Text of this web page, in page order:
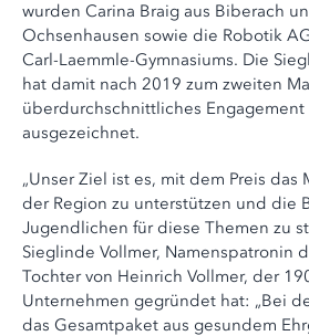
wurden Carina Braig aus Biberach
Ochsenhausen sowie die Robotik
Carl-Laemmle-Gymnasiums. Die
hat damit nach 2019 zum zweiten
überdurchschnittliches Engagement
ausgezeichnet.
„Unser Ziel ist es, mit dem Preis das
der Region zu unterstützen und die
Jugendlichen für diese Themen zu
Sieglinde Vollmer, Namenspatronin
Tochter von Heinrich Vollmer, der
Unternehmen gegründet hat: „Bei
das Gesamtpaket aus gesundem